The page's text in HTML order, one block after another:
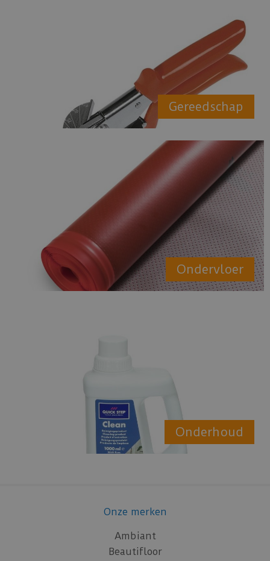
Gereedschap
Ondervloer
Onderhoud
Onze merken
Ambiant
Beautifloor